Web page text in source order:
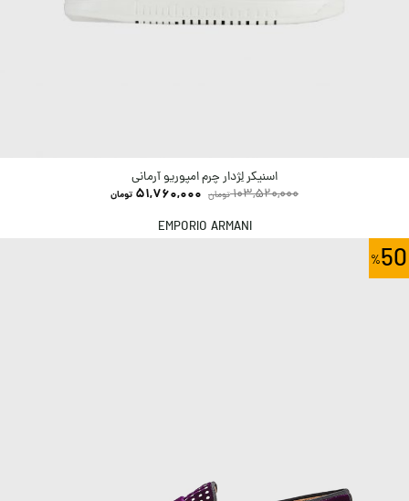
اسنیکر لِژدار چرم امپوریو آرمانی
103,520,000 تومان 51,760,000 تومان
EMPORIO ARMANI
50